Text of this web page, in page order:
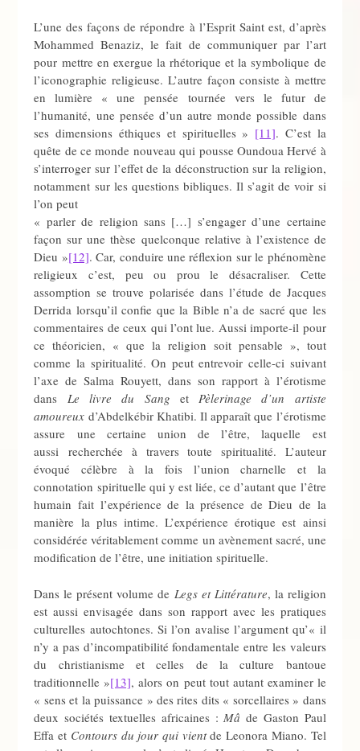
L’une des façons de répondre à l’Esprit Saint est, d’après
Mohammed Benaziz, le fait de communiquer par l’art
pour mettre en exergue la rhétorique et la symbolique de
l’iconographie religieuse. L’autre façon consiste à mettre
en lumière « une pensée tournée vers le futur de
l’humanité, une pensée d’un autre monde possible dans
ses dimensions éthiques et spirituelles » [11]. C’est la
quête de ce monde nouveau qui pousse Oundoua Hervé à
s’interroger sur l’effet de la déconstruction sur la religion,
notamment sur les questions bibliques. Il s’agit de voir si
l’on peut
« parler de religion sans […] s’engager d’une certaine
façon sur une thèse quelconque relative à l’existence de
Dieu »[12]. Car, conduire une réflexion sur le phénomène
religieux c’est, peu ou prou le désacraliser. Cette
assomption se trouve polarisée dans l’étude de Jacques
Derrida lorsqu’il confie que la Bible n’a de sacré que les
commentaires de ceux qui l’ont lue. Aussi importe-il pour
ce théoricien, « que la religion soit pensable », tout
comme la spiritualité. On peut entrevoir celle-ci suivant
l’axe de Salma Rouyett, dans son rapport à l’érotisme
dans Le livre du Sang etPèlerinage d’un artiste
amoureux d’Abdelkébir Khatibi. Il apparaît que l’érotisme
assure une certaine union de l’être, laquelle est
aussi recherchée à travers toute spiritualité. L’auteur
évoqué célèbre à la fois l’union charnelle et la
connotation spirituelle qui y est liée, ce d’autant que l’être
humain fait l’expérience de la présence de Dieu de la
manière la plus intime. L’expérience érotique est ainsi
considérée véritablement comme un avènement sacré, une
modification de l’être, une initiation spirituelle.
Dans le présent volume de Legs et Littérature, la religion
est aussi envisagée dans son rapport avec les pratiques
culturelles autochtones. Si l’on avalise l’argument qu’« il
n’y a pas d’incompatibilité fondamentale entre les valeurs
du christianisme et celles de la culture bantoue
traditionnelle »[13], alors on peut tout autant examiner le
« sens et la puissance » des rites dits « sorcellaires » dans
deux sociétés textuelles africaines : Mâ de Gaston Paul
Effa et Contours du jour qui vientde Leonora Miano. Tel